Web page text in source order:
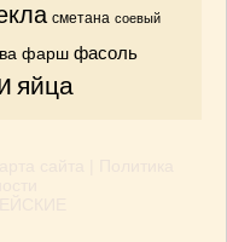
сметана соевый
фарш фасоль
яйца